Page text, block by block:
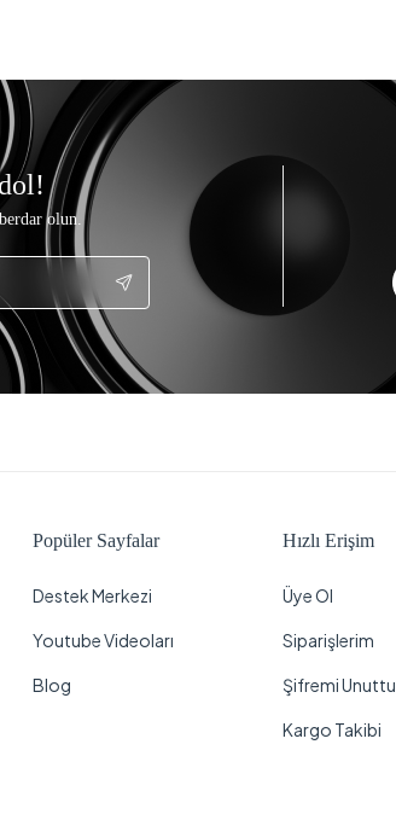
olun.
Popüler Sayfalar
Destek Merkezi
Youtube Videoları
Blog
Hızlı Erişim
Üye Ol
Siparişlerim
Şifremi
Kargo Takibi